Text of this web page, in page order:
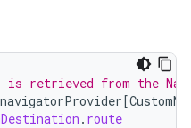
is retrieved from the
navigatorProvider[
. route